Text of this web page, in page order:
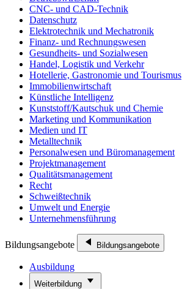
CNC- und CAD-Technik
Datenschutz
Elektrotechnik und Mechatronik
Finanz- und Rechnungswesen
Gesundheits- und Sozialwesen
Handel, Logistik und Verkehr
Hotellerie, Gastronomie und Tourismus
Immobilienwirtschaft
Künstliche Intelligenz
Kunststoff/Kautschuk und Chemie
Marketing und Kommunikation
Medien und IT
Metalltechnik
Personalwesen und Büromanagement
Projektmanagement
Qualitätsmanagement
Recht
Schweißtechnik
Umwelt und Energie
Unternehmensführung
Bildungsangebote Bildungsangebote
Ausbildung
Weiterbildung